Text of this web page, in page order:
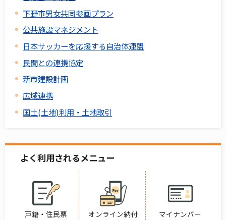
下野市男女共同参画プラン
公共施設マネジメント
日本サッカーを応援する自治体連盟
民間との連携協定
新市建設計画
広域連携
国土(土地)利用・土地取引
よく利用されるメニュー
戸籍・住民票 オンライン納付 マイナンバー